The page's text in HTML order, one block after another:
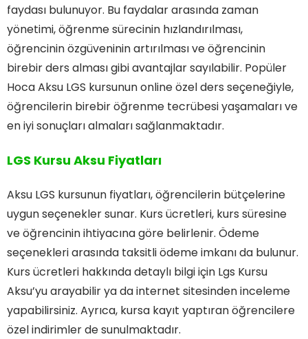
faydası bulunuyor. Bu faydalar arasında zaman
yönetimi, öğrenme sürecinin hızlandırılması,
öğrencinin özgüveninin artırılması ve öğrencinin
birebir ders alması gibi avantajlar sayılabilir. Popüler
Hoca Aksu LGS kursunun online özel ders seçeneğiyle,
öğrencilerin birebir öğrenme tecrübesi yaşamaları ve
en iyi sonuçları almaları sağlanmaktadır.
LGS Kursu Aksu Fiyatları
Aksu LGS kursunun fiyatları, öğrencilerin bütçelerine
uygun seçenekler sunar. Kurs ücretleri, kurs süresine
ve öğrencinin ihtiyacına göre belirlenir. Ödeme
seçenekleri arasında taksitli ödeme imkanı da bulunur.
Kurs ücretleri hakkında detaylı bilgi için Lgs Kursu
Aksu’yu arayabilir ya da internet sitesinden inceleme
yapabilirsiniz. Ayrıca, kursa kayıt yaptıran öğrencilere
özel indirimler de sunulmaktadır.